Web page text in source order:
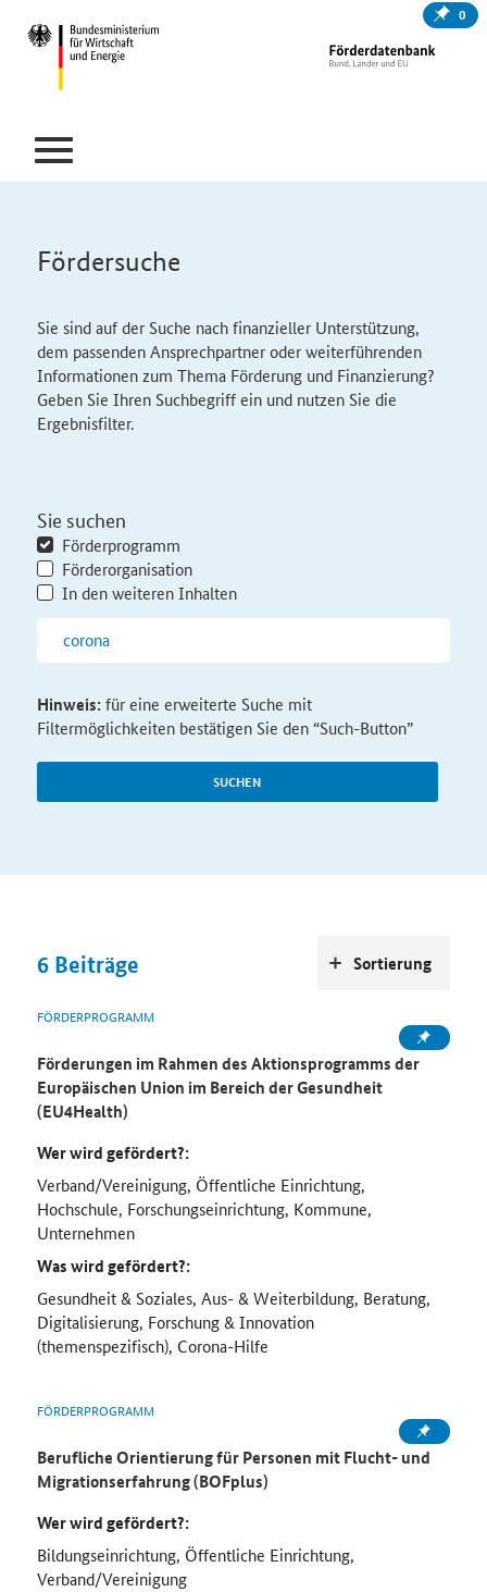
0
Fördersuche
Sie sind auf der Suche nach finanzieller Unterstützung,
dem passenden Ansprechpartner oder weiterführenden
Informationen zum Thema Förderung und Finanzierung?
Geben Sie Ihren Suchbegriff ein und nutzen Sie die
Ergebnisfilter.
Sie suchen
Förderprogramm
Förderorganisation
In den weiteren Inhalten
SUCHEN
Hinweis:für eine erweiterte Suche mit
Filtermöglichkeiten bestätigen Sie den “Such-Button”
6 Beiträge
FÖRDERPROGRAMM
Förderungen im Rahmen des Aktionsprogramms der
Europäischen Union im Bereich der Gesundheit
(EU4Health)
Wer wird gefördert?:
Verband/Vereinigung, Öffentliche Einrichtung,
Hochschule, Forschungseinrichtung, Kommune,
Unternehmen
Was wird gefördert?:
Gesundheit & Soziales, Aus- & Weiterbildung, Beratung,
Digitalisierung, Forschung & Innovation
(themenspezifisch), Corona-Hilfe
FÖRDERPROGRAMM
Berufliche Orientierung für Personen mit Flucht- und
Migrationserfahrung (BOFplus)
Wer wird gefördert?:
Bildungseinrichtung, Öffentliche Einrichtung,
Verband/Vereinigung
Sortierung